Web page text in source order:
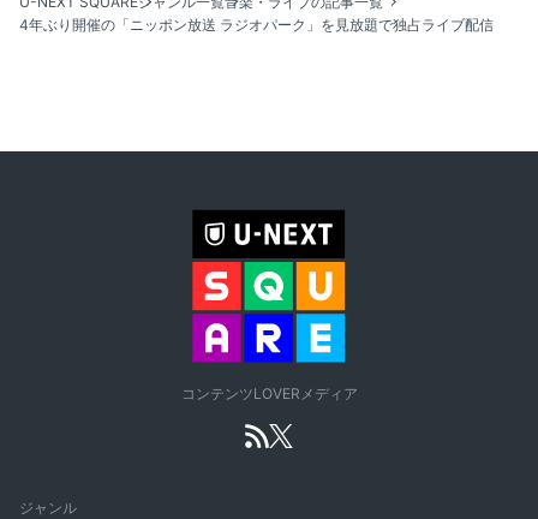
4年ぶり開催の「ニッポン放送 ラジオパーク」を見放題で独占ライブ配信
コンテンツLOVERメディア
ジャンル